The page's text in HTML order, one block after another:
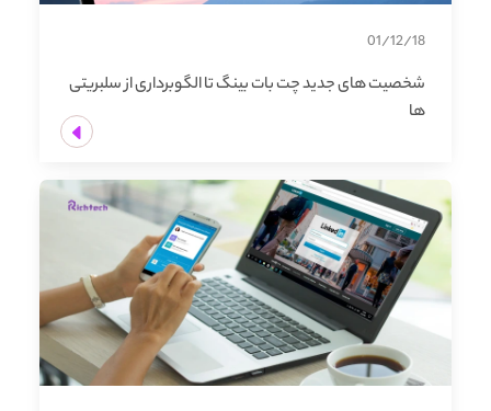
01/12/18
شخصیت های جدید چت بات بینگ تا الگوبرداری از سلبریتی
ها